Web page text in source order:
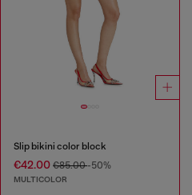
Slip bikini color block
€42.00 €85.00-50%
MULTICOLOR